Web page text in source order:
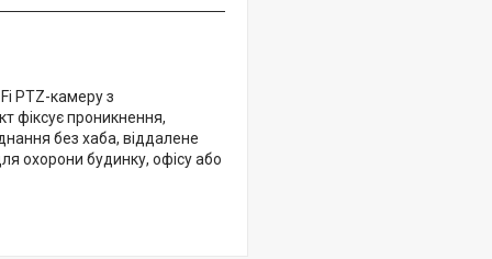
PTZ-камеру з
фіксує проникнення,
без хаба, віддалене
охорони будинку, офісу або